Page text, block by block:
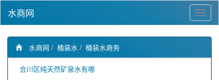
水商网
水商网 / 桶装水 / 桶装水商务
合川区纯天然矿泉水有哪